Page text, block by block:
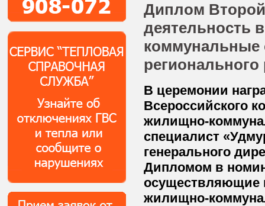
Диплом Второй
деятельность
коммунальные
В церемонии
Всероссийского
жилищно-
специалист
генерального
Дипломом в
осуществляющие
жилищно-